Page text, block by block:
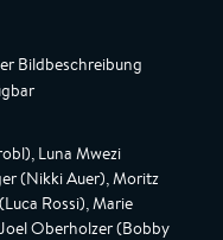
Bildbeschreibung
Luna Mwezi
(Nikki Auer), Moritz
Rossi), Marie
Oberholzer (Bobby